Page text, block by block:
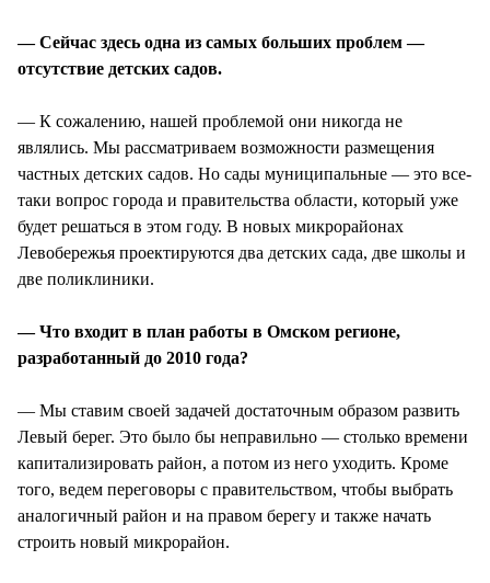
— Сейчас здесь одна из самых больших проблем —
отсутствие детских садов.
— К сожалению, нашей проблемой они никогда не
являлись. Мы рассматриваем возможности размещения
частных детских садов. Но сады муниципальные — это все-
таки вопрос города и правительства области, который уже
будет решаться в этом году. В новых микрорайонах
Левобережья проектируются два детских сада, две школы и
две поликлиники.
— Что входит в план работы в Омском регионе,
разработанный до 2010 года?
— Мы ставим своей задачей достаточным образом развить
Левый берег. Это было бы неправильно — столько времени
капитализировать район, а потом из него уходить. Кроме
того, ведем переговоры с правительством, чтобы выбрать
аналогичный район и на правом берегу и также начать
строить новый микрорайон.